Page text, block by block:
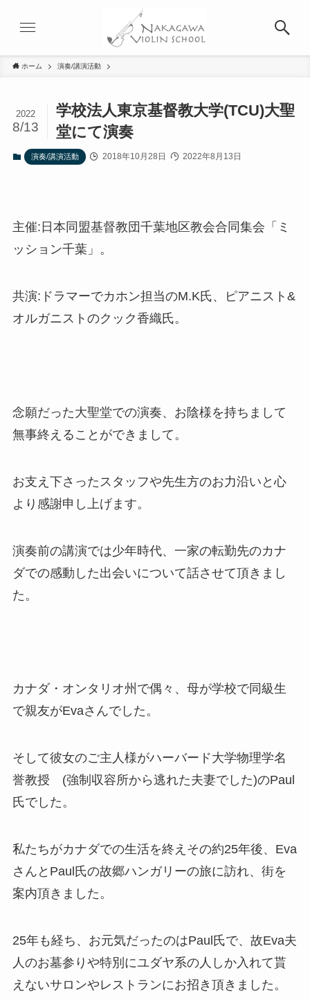
ホーム 演奏/講演活動
学校法人東京基督教大学(TCU)大聖
堂にて演奏
2022
8/13
演奏/講演活動 2018年10月28日 2022年8月13日
主催:日本同盟基督教団千葉地区教会合同集会「ミ
ッション千葉」。
共演:ドラマーでカホン担当のM.K氏、ピアニスト&
オルガニストのクック香織氏。
念願だった大聖堂での演奏、お陰様を持ちまして
無事終えることができまして。
お支え下さったスタッフや先生方のお力沿いと心
より感謝申し上げます。
演奏前の講演では少年時代、一家の転勤先のカナ
ダでの感動した出会いについて話させて頂きまし
た。
カナダ・オンタリオ州で偶々、母が学校で同級生
で親友がEvaさんでした。
そして彼女のご主人様がハーバード大学物理学名
誉教授 (強制収容所から逃れた夫妻でした)のPaul
氏でした。
私たちがカナダでの生活を終えその約25年後、Eva
さんとPaul氏の故郷ハンガリーの旅に訪れ、街を
案内頂きました。
25年も経ち、お元気だったのはPaul氏で、故Eva夫
人のお墓参りや特別にユダヤ系の人しか入れて貰
えないサロンやレストランにお招き頂きました。